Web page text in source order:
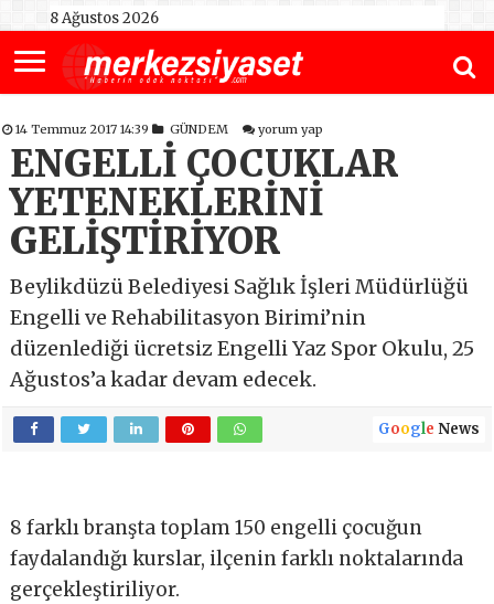
8 Ağustos 2026
14 Temmuz 2017 14:39 GÜNDEM yorum yap
ENGELLİ ÇOCUKLAR
YETENEKLERİNİ
GELİŞTİRİYOR
Beylikdüzü Belediyesi Sağlık İşleri Müdürlüğü
Engelli ve Rehabilitasyon Birimi’nin
düzenlediği ücretsiz Engelli Yaz Spor Okulu, 25
Ağustos’a kadar devam edecek.
Google News
8 farklı branşta toplam 150 engelli çocuğun
faydalandığı kurslar, ilçenin farklı noktalarında
gerçekleştiriliyor.